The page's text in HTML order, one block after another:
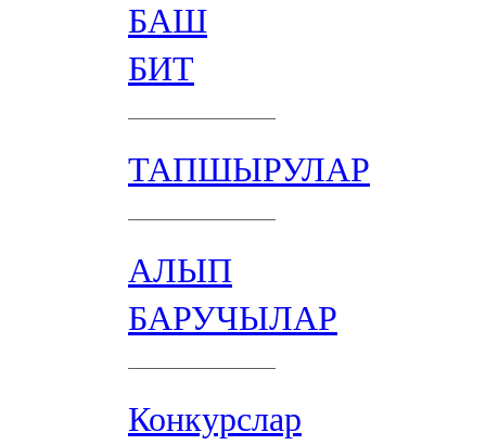
БАШ
БИТ
ТАПШЫРУЛАР
АЛЫП
БАРУЧЫЛАР
Конкурслар